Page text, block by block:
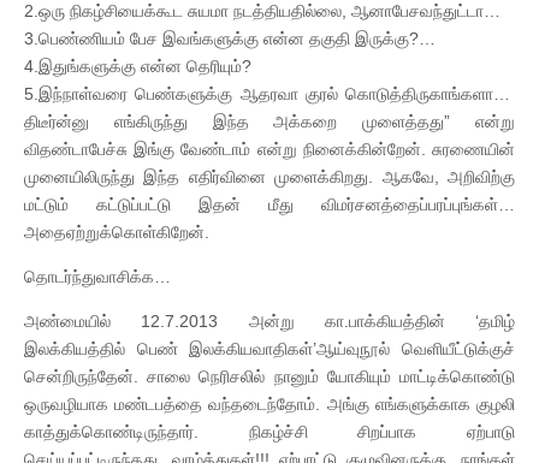
2.ஒரு நிகழ்சியைக்கூட சுயமா நடத்தியதில்லை, ஆனாபேசவந்துட்டா…
3.பெண்ணியம் பேச இவங்களுக்கு என்ன தகுதி இருக்கு?…
4.இதுங்களுக்கு என்ன தெரியும்?
5.இந்நாள்வரை பெண்களுக்கு ஆதரவா குரல் கொடுத்திருகாங்களா…
திடீர்ன்னு எங்கிருந்து இந்த அக்கறை முளைத்தது” என்று
விதண்டாபேச்சு இங்கு வேண்டாம் என்று நினைக்கின்றேன். சுரணையின்
முனையிலிருந்து இந்த எதிர்வினை முளைக்கிறது. ஆகவே, அறிவிற்கு
மட்டும் கட்டுப்பட்டு இதன் மீது விமர்சனத்தைப்பரப்புங்கள்…
அதைஏற்றுக்கொள்கிறேன்.
தொடர்ந்துவாசிக்க…
அண்மையில் 12.7.2013 அன்று கா.பாக்கியத்தின் ‘தமிழ்
இலக்கியத்தில் பெண் இலக்கியவாதிகள்’ஆய்வுநூல் வெளியீட்டுக்குச்
சென்றிருந்தேன். சாலை நெரிசலில் நானும் யோகியும் மாட்டிக்கொண்டு
ஒருவழியாக மண்டபத்தை வந்தடைந்தோம். அங்கு எங்களுக்காக குழலி
காத்துக்கொண்டிருந்தார். நிகழ்ச்சி சிறப்பாக ஏற்பாடு